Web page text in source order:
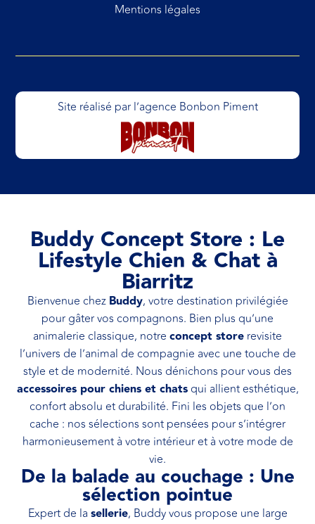
Mentions légales
Site réalisé par l’agence Bonbon Piment
Buddy Concept Store : Le
Lifestyle Chien & Chat à
Biarritz
Bienvenue chez Buddy, votre destination privilégiée
pour gâter vos compagnons. Bien plus qu’une
animalerie classique, notre concept store revisite
l’univers de l’animal de compagnie avec une touche de
style et de modernité. Nous dénichons pour vous des
accessoires pour chiens et chatsqui allient esthétique,
confort absolu et durabilité. Fini les objets que l’on
cache : nos sélections sont pensées pour s’intégrer
harmonieusement à votre intérieur et à votre mode de
vie.
De la balade au couchage : Une
sélection pointue
Expert de lasellerie, Buddy vous propose une large